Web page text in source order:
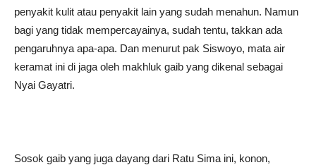
penyakit kulit atau penyakit lain yang sudah menahun. Namun
bagi yang tidak mempercayainya, sudah tentu, takkan ada
pengaruhnya apa-apa. Dan menurut pak Siswoyo, mata air
keramat ini di jaga oleh makhluk gaib yang dikenal sebagai
Nyai Gayatri.
Sosok gaib yang juga dayang dari Ratu Sima ini, konon,